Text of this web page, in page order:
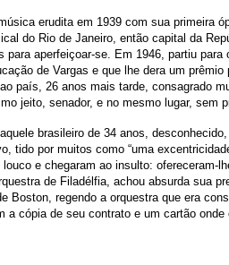
erudita em 1939 com sua primeira
do Rio de Janeiro, então capital da
para aperfeiçoar-se. Em 1946, partiu
de Vargas e que lhe dera um prêmio
país, 26 anos mais tarde, consagrado
jeito, senador, e no mesmo lugar,
brasileiro de 34 anos,
tido por muitos como “uma
e chegaram ao insulto:
de Filadélfia, achou absurda sua
Boston, regendo a orquestra que era
a cópia de seu contrato e um cartão onde